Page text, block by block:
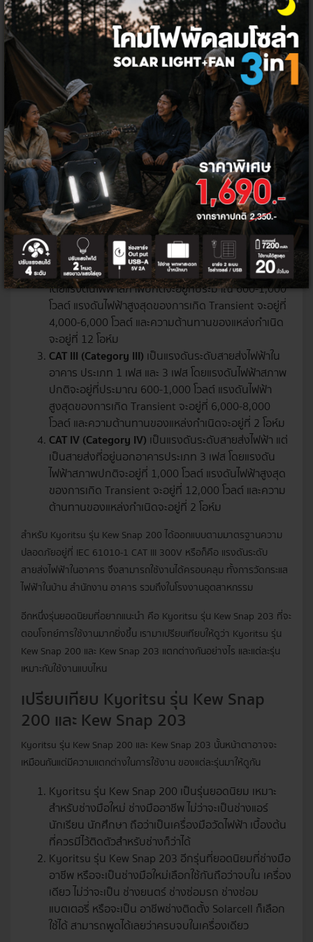
ปกติแล้ว เครื่องวัดไฟฟ้าต่าง ๆ จะถูกกำหนดมาตรฐานความปลอดภัย
จากองค์กรมาตรฐาน IEC (International Electrotechnical
Commission) โดยมีเกณฑ์กำหนดมาตรฐานความปลอดภัย IEC 61010
ซึ่งเป็นการทดสอบมาตรฐาน 3 ด้านคือ แรงดันไฟฟ้าสภาพปกติ แรงดัน
ไฟฟ้าสูงสุดของการเกิด Transient หรือสภาวะที่เกิดแรงดันสูงชั่วขณะใน
ระยะเวลาสั้น ๆ และความต้านทานของแหล่งกำเนิด เพื่อความปลอดภัย
และป้องกันอันตรายที่เกิดขึ้นจากการใช้งาน โดยแบ่งเป็นประเภทต่าง ๆ
ดังต่อไปนี้
CAT I (Category I)แรงดันระดับสัญญาณที่มีในอุปกรณ์
สื่อสารและอิเล็กทรอนิกส์ อย่างแผงวงจรไฟฟ้าต่าง ๆ โดย
แรงดันไฟฟ้าสภาพปกติจะอยู่ที่ประมาณ 600-1,000
โวลต์ แรงดันไฟฟ้าสูงสุดของการเกิด Transient จะอยู่ที่
2,500-4,000 โวลต์ และความต้านทานของแหล่งกำเนิด
จะอยู่ที่ 30 โอห์ม
CAT II (Category II)เป็นแรงดันระดับทั่วไป สำหรับ
เครื่องใช้ไฟฟ้าภายในบ้าน อย่างปลั๊กไฟ โคมไฟ โน้ตบุ๊ก
โดยแรงดันไฟฟ้าสภาพปกติจะอยู่ที่ประมาณ 600-1,000
โวลต์ แรงดันไฟฟ้าสูงสุดของการเกิด Transient จะอยู่ที่
4,000-6,000 โวลต์ และความต้านทานของแหล่งกำเนิด
จะอยู่ที่ 12 โอห์ม
CAT III (Category III) เป็นแรงดันระดับสายส่งไฟฟ้าใน
อาคาร ประเภท 1 เฟส และ 3 เฟส โดยแรงดันไฟฟ้าสภาพ
ปกติจะอยู่ที่ประมาณ 600-1,000 โวลต์ แรงดันไฟฟ้า
สูงสุดของการเกิด Transient จะอยู่ที่ 6,000-8,000
โวลต์ และความต้านทานของแหล่งกำเนิดจะอยู่ที่ 2 โอห์ม
CAT IV (Category IV) เป็นแรงดันระดับสายส่งไฟฟ้า แต่
เป็นสายส่งที่อยู่นอกอาคารประเภท 3 เฟส โดยแรงดัน
ไฟฟ้าสภาพปกติจะอยู่ที่ 1,000 โวลต์ แรงดันไฟฟ้าสูงสุด
ของการเกิด Transient จะอยู่ที่ 12,000 โวลต์ และความ
ต้านทานของแหล่งกำเนิดจะอยู่ที่ 2 โอห์ม
สำหรับ Kyoritsu รุ่น Kew Snap 200 ได้ออกแบบตามมาตรฐานความ
ปลอดภัยอยู่ที่ IEC 61010-1 CAT III 300V หรือก็คือ แรงดันระดับ
สายส่งไฟฟ้าในอาคาร จึงสามารถใช้งานได้ครอบคลุม ทั้งการวัดกระแส
ไฟฟ้าในบ้าน สำนักงาน อาคาร รวมถึงในโรงงานอุตสาหกรรม
อีกหนึ่งรุ่นยอดนิยมที่อยากแนะนำ คือ Kyoritsu รุ่น Kew Snap 203 ที่จะ
ตอบโจทย์การใช้งานมากยิ่งขึ้น เรามาเปรียบเทียบให้ดูว่า Kyoritsu รุ่น
Kew Snap 200 และ Kew Snap 203 แตกต่างกันอย่างไร และแต่ละรุ่น
เหมาะกับใช้งานแบบไหน
เปรียบเทียบ Kyoritsu รุ่น Kew Snap
200 และ Kew Snap 203
Kyoritsu รุ่น Kew Snap 200 และ Kew Snap 203 นั้นหน้าตาอาจจะ
เหมือนกันแต่มีความแตกต่างในการใช้งาน ของแต่ละรุ่นมาให้ดูกัน
Kyoritsu รุ่น Kew Snap 200 เป็นรุ่นยอดนิยม เหมาะ
สำหรับช่างมือใหม่ ช่างมืออาชีพ ไม่ว่าจะเป็นช่างแอร์
นักเรียน นักศึกษา ถือว่าเป็นเครื่องมือวัดไฟฟ้า เบื้องต้น
ที่ควรมีไว้ติดตัวสำหรับช่างก็ว่าได้
Kyoritsu รุ่น Kew Snap 203 อีกรุ่นที่ยอดนิยมที่ช่างมือ
อาชีพ หรือจะเป็นช่างมือใหม่เลือกใช้กันถือว่าจบใน เครื่อง
เดียว ไม่ว่าจะเป็น ช่างยนตร์ ช่างซ่อมรถ ช่างซ่อม
แบตเตอรี่ หรือจะเป็น อาชีพช่างติดตั้ง Solarcell ก็เลือก
ใช้ได้ สามารถพูดได้เลยว่าครบจบในเครื่องเดียว